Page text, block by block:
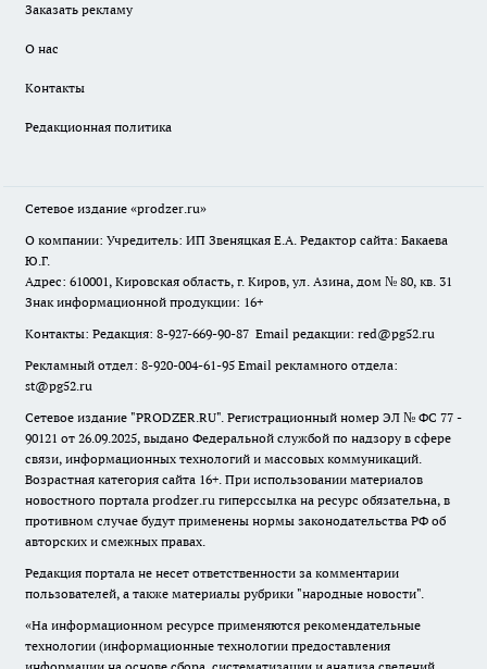
Заказать рекламу
О нас
Контакты
Редакционная политика
Сетевое издание «prodzer.ru»
О компании: Учредитель: ИП Звеняцкая Е.А. Редактор сайта: Бакаева
Ю.Г.
Адрес: 610001, Кировская область, г. Киров, ул. Азина, дом № 80, кв. 31
Знак информационной продукции: 16+
Контакты: Редакция: 8-927-669-90-87 Email редакции: red@pg52.ru
Рекламный отдел: 8-920-004-61-95 Email рекламного отдела:
st@pg52.ru
Сетевое издание "PRODZER.RU". Регистрационный номер ЭЛ № ФС 77 -
90121 от 26.09.2025, выдано Федеральной службой по надзору в сфере
связи, информационных технологий и массовых коммуникаций.
Возрастная категория сайта 16+. При использовании материалов
новостного портала prodzer.ru гиперссылка на ресурс обязательна, в
противном случае будут применены нормы законодательства РФ об
авторских и смежных правах.
Редакция портала не несет ответственности за комментарии
пользователей, а также материалы рубрики "народные новости".
«На информационном ресурсе применяются рекомендательные
технологии (информационные технологии предоставления